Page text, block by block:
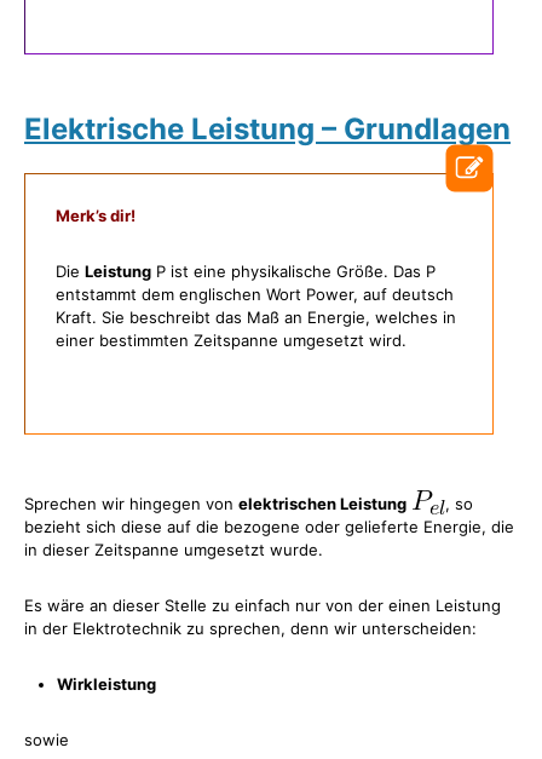
Elektrische Leistung – Grundlagen
Merk’s dir!
Die Leistung P ist eine physikalische Größe. Das P
entstammt dem englischen Wort Power, auf deutsch
Kraft. Sie beschreibt das Maß an Energie, welches in
einer bestimmten Zeitspanne umgesetzt wird.
Sprechen wir hingegen von elektrischen Leistung
, so
bezieht sich diese auf die bezogene oder gelieferte Energie, die
in dieser Zeitspanne umgesetzt wurde.
Es wäre an dieser Stelle zu einfach nur von der einen Leistung
in der Elektrotechnik zu sprechen, denn wir unterscheiden:
Wirkleistung
sowie